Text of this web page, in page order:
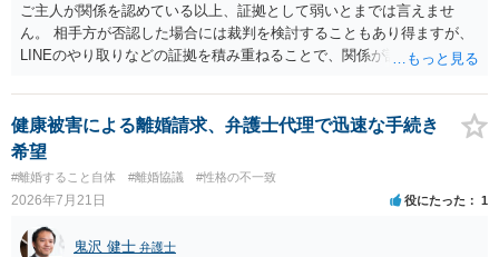
ご主人が関係を認めている以上、証拠として弱いとまでは言えませ
ん。 相手方が否認した場合には裁判を検討することもあり得ますが、
LINEのやり取りなどの証拠を積み重ねることで、関係が認定される余
個別の事情によりますので、お早めに弁護士に相談されることをおす
すめします。
健康被害による離婚請求、弁護士代理で迅速な手続き
希望
#離婚すること自体 #離婚協議 #性格の不一致
2026年7月21日 役にたった 1
鬼沢 健士 弁護士